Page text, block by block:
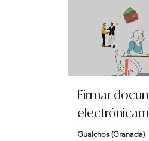
Firmar
Gualchos (Granada)